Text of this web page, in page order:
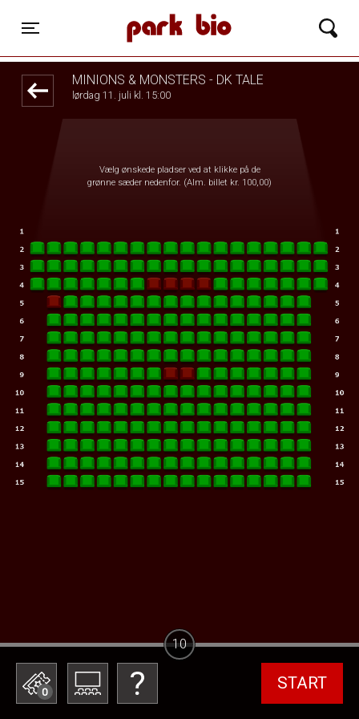
Toggle navigation
Park Bio
MINIONS & MONSTERS - DK TALE
lørdag 11. juli kl. 15:00
Vælg ønskede pladser ved at klikke på de
grønne sæder nedenfor. (Alm. billet kr. 100,00)
0 START
10
1step-front02 080144